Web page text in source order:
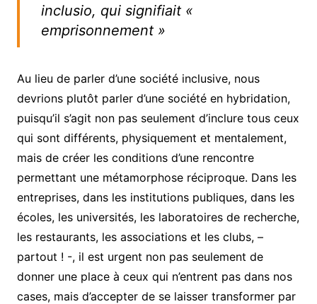
inclusio, qui signifiait «
emprisonnement »
Au lieu de parler d’une société inclusive, nous
devrions plutôt parler d’une société en hybridation,
puisqu’il s’agit non pas seulement d’inclure tous ceux
qui sont différents, physiquement et mentalement,
mais de créer les conditions d’une rencontre
permettant une métamorphose réciproque. Dans les
entreprises, dans les institutions publiques, dans les
écoles, les universités, les laboratoires de recherche,
les restaurants, les associations et les clubs, –
partout ! -, il est urgent non pas seulement de
donner une place à ceux qui n’entrent pas dans nos
cases, mais d’accepter de se laisser transformer par